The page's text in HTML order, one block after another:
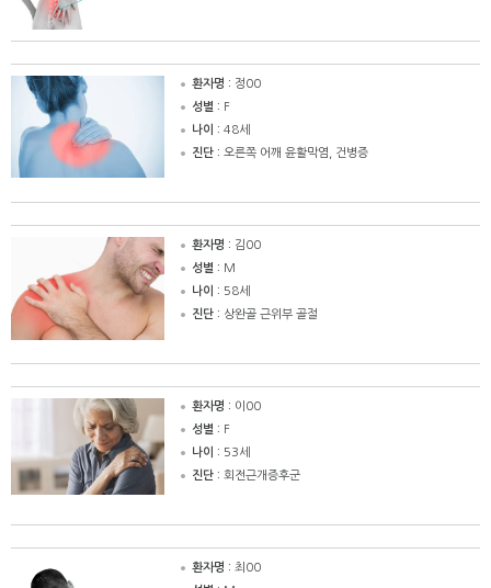
환자명 : 정00
성별 : F
나이 : 48세
진단 : 오른쪽 어깨 윤활막염, 건병증
환자명 : 김00
성별 : M
나이 : 58세
진단 : 상완골 근위부 골절
환자명 : 이00
성별 : F
나이 : 53세
진단 : 회전근개증후군
환자명 : 최00